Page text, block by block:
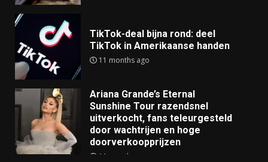
TikTok-deal bijna rond: deel
TikTok in Amerikaanse handen
11 months ago
Ariana Grande’s Eternal
Sunshine Tour razendsnel
uitverkocht, fans teleurgesteld
door wachtrijen en hoge
doorverkoopprijzen
11 months ago